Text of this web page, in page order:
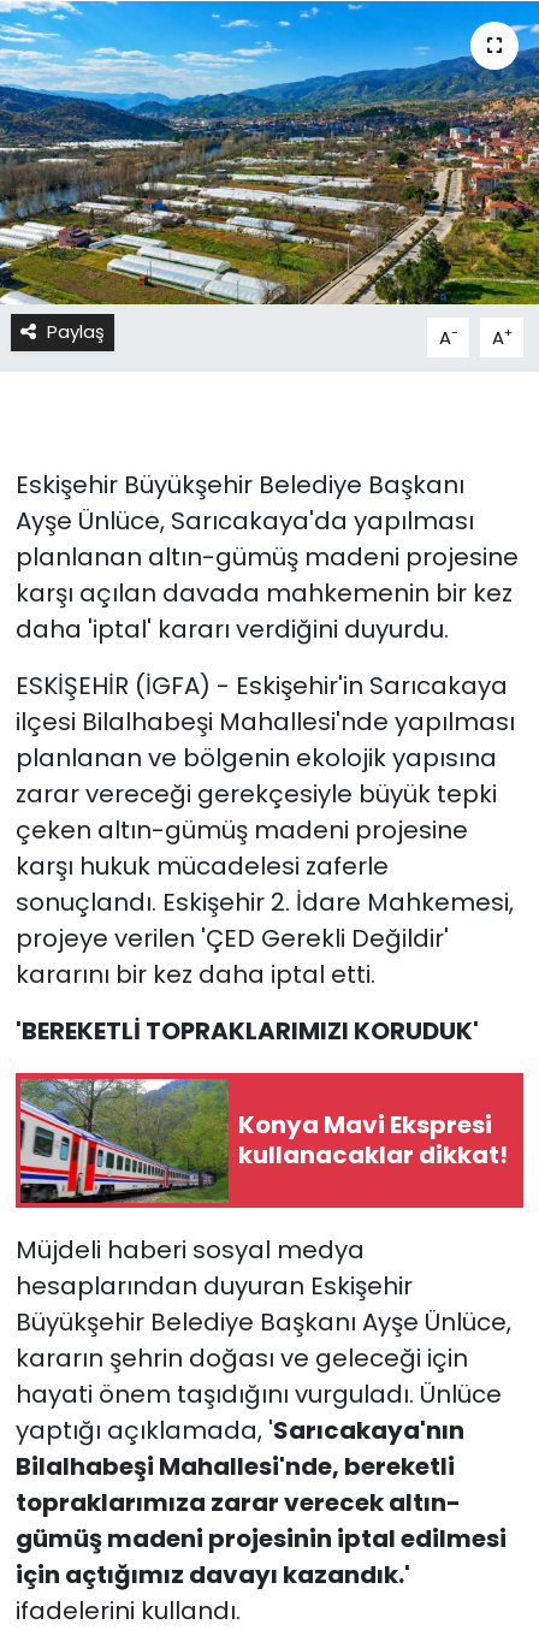
Paylaş A- A+
Eskişehir Büyükşehir Belediye Başkanı
Ayşe Ünlüce, Sarıcakaya'da yapılması
planlanan altın-gümüş madeni projesine
karşı açılan davada mahkemenin bir kez
daha 'iptal' kararı verdiğini duyurdu.
ESKİŞEHİR (İGFA) - Eskişehir'in Sarıcakaya
ilçesi Bilalhabeşi Mahallesi'nde yapılması
planlanan ve bölgenin ekolojik yapısına
zarar vereceği gerekçesiyle büyük tepki
çeken altın-gümüş madeni projesine
karşı hukuk mücadelesi zaferle
sonuçlandı. Eskişehir 2. İdare Mahkemesi,
projeye verilen 'ÇED Gerekli Değildir'
kararını bir kez daha iptal etti.
'BEREKETLİ TOPRAKLARIMIZI KORUDUK'
Konya Mavi Ekspresi
kullanacaklar dikkat!
Müjdeli haberi sosyal medya
hesaplarından duyuran Eskişehir
Büyükşehir Belediye Başkanı Ayşe Ünlüce,
kararın şehrin doğası ve geleceği için
hayati önem taşıdığını vurguladı. Ünlüce
yaptığı açıklamada, 'Sarıcakaya'nın
Bilalhabeşi Mahallesi'nde, bereketli
topraklarımıza zarar verecek altın-
gümüş madeni projesinin iptal edilmesi
için açtığımız davayı kazandık.'
ifadelerini kullandı.